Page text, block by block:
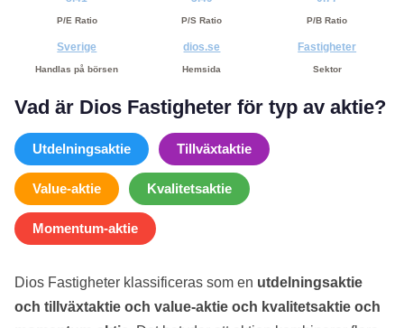
P/E Ratio P/S Ratio P/B Ratio
Sverige
Handlas på börsen
dios.se
Hemsida
Fastigheter
Sektor
Vad är Dios Fastigheter för typ av aktie?
Utdelningsaktie Tillväxtaktie
Value-aktie Kvalitetsaktie
Momentum-aktie
Dios Fastigheter klassificeras som en utdelningsaktie
och tillväxtaktie och value-aktie och kvalitetsaktie och